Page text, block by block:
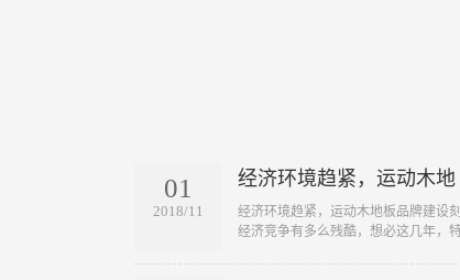
01
2018/11
经济环境趋紧，运动木地
经济环境趋紧，运动木地板品牌建设
经济竞争有多么残酷，想必这几年，